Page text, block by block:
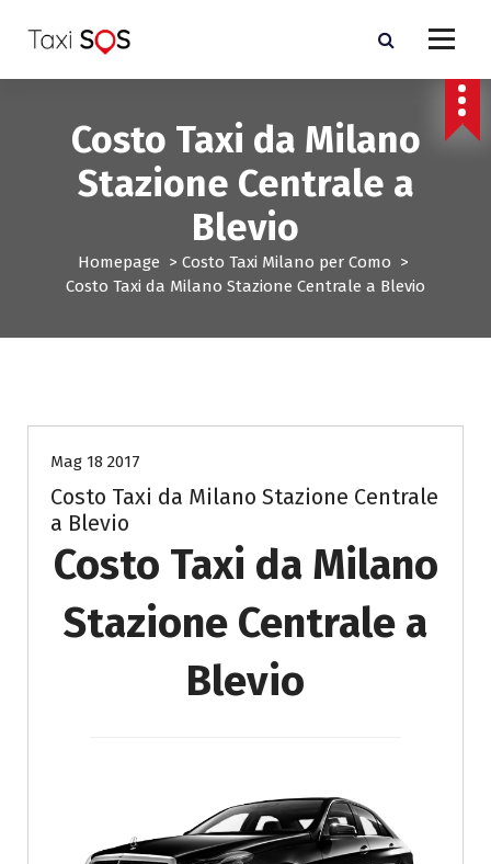
a
Costo Taxi da Milano
Stazione Centrale a
Blevio
Homepage > Costo Taxi Milano per Como >
Costo Taxi da Milano Stazione Centrale a Blevio
Mag 18 2017
Costo Taxi da Milano Stazione Centrale
a Blevio
Costo Taxi da Milano
Stazione Centrale a
Blevio